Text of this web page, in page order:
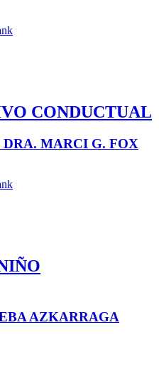
CONDUCTUAL
MARCI G. FOX
AZKARRAGA